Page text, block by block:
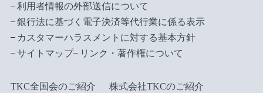
利用者情報の外部送信について
銀行法に基づく電子決済等代行業に係る表示
カスタマーハラスメントに対する基本方針
サイトマップ
リンク・著作権について
TKC全国会のご紹介
株式会社TKCのご紹介